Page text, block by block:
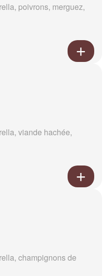
poivrons, merguez,
viande hachée,
champignons de